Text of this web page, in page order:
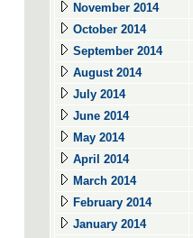
November 2014
October 2014
September 2014
August 2014
July 2014
June 2014
May 2014
April 2014
March 2014
February 2014
January 2014